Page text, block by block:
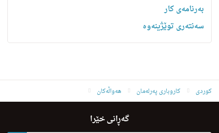
بەرنامەی کار
سەنتەری توێژینەوە
کوردی کاروباری پەرلەمان هەواڵەکان
D.hemn H. Peshwazye La K.G.K.Fransa Krd
گەڕانی خێرا